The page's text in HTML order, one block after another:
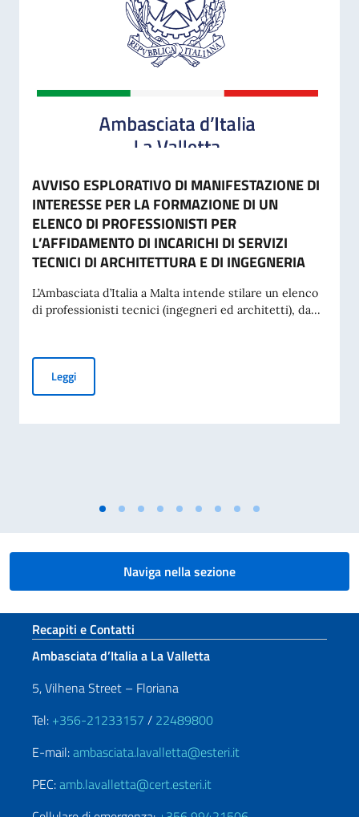
AVVISO ESPLORATIVO DI MANIFESTAZIONE DI
INTERESSE PER LA FORMAZIONE DI UN
ELENCO DI PROFESSIONISTI PER
L’AFFIDAMENTO DI INCARICHI DI SERVIZI
TECNICI DI ARCHITETTURA E DI INGEGNERIA
L’Ambasciata d’Italia a Malta intende stilare un elenco
di professionisti tecnici (ingegneri ed architetti), da...
LeggiAVVISO ESPLORATIVO DI MANIFESTAZIONE DI
Naviga nella sezione
Sezione footer
Recapiti e Contatti
Ambasciata d’Italia a La Valletta
5, Vilhena Street – Floriana
Tel: +356-21233157 / 22489800
E-mail:ambasciata.lavalletta@esteri.it
PEC:amb.lavalletta@cert.esteri.it